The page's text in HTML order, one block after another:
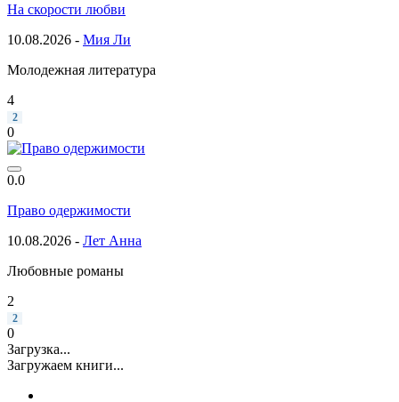
На скорости любви
10.08.2026 - Мия Ли
Молодежная литература
4
2
0
0.0
Право одержимости
10.08.2026 - Лет Анна
Любовные романы
2
2
0
Загрузка...
Загружаем книги...